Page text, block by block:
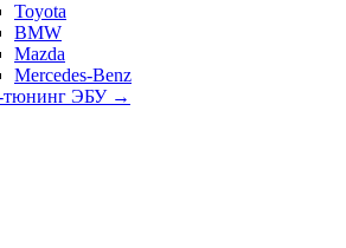
Toyota
BMW
Mazda
Mercedes-Benz
тюнинг ЭБУ →